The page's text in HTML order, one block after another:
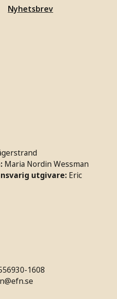
Nyhetsbrev
Maria Nordin Wessman
utgivare: Eric
1608